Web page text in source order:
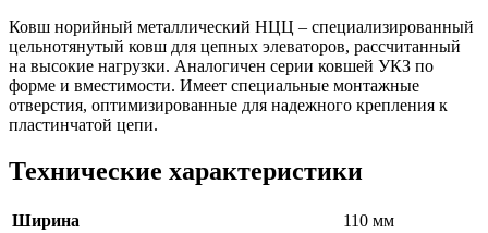
Ковш норийный металлический НЦЦ – специализированный
цельнотянутый ковш для цепных элеваторов, рассчитанный
на высокие нагрузки. Аналогичен серии ковшей УКЗ по
форме и вместимости. Имеет специальные монтажные
отверстия, оптимизированные для надежного крепления к
пластинчатой цепи.
Технические характеристики
Ширина
110 мм